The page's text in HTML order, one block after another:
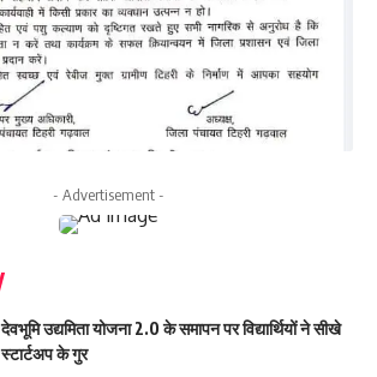
- Advertisement -
देवभूमि उद्यमिता योजना 2.0 के समापन पर विद्यार्थियों ने सीखे
स्टार्टअप के गुर